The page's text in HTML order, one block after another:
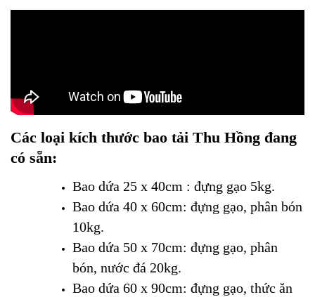
Các loại kích thước bao tải Thu Hồng đang
có sẵn:
Bao dứa 25 x 40cm : đựng gạo 5kg.
Bao dứa 40 x 60cm: đựng gạo, phân bón
10kg.
Bao dứa 50 x 70cm: đựng gạo, phân
bón, nước đá 20kg.
Bao dứa 60 x 90cm: đựng gạo, thức ăn